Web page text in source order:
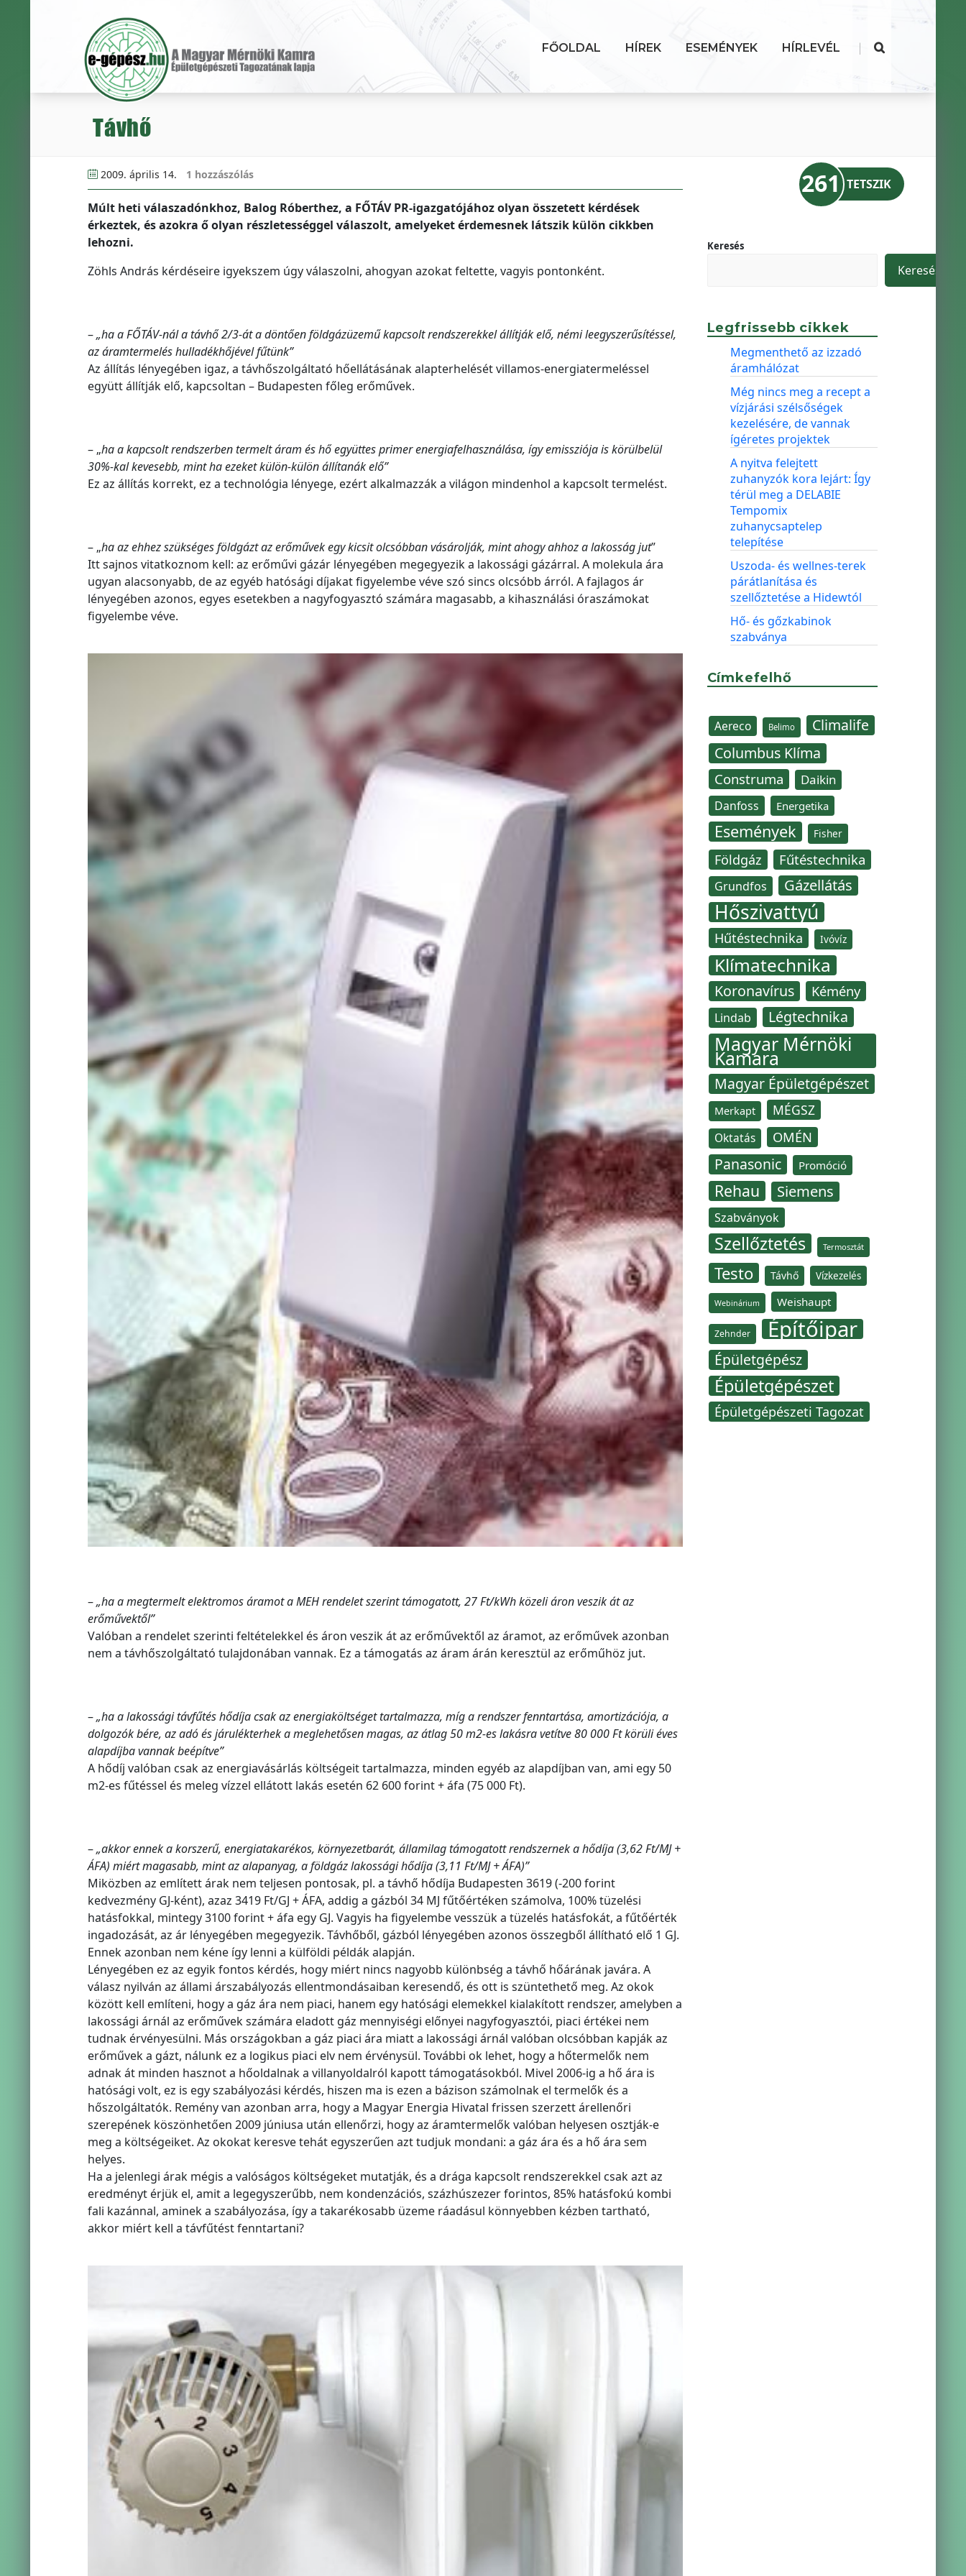
FŐOLDAL HÍREK ESEMÉNYEK HÍRLEVÉL |
Távhő
2009. április 14. 1 hozzászólás
Múlt heti válaszadónkhoz, Balog Róberthez, a FŐTÁV PR-igazgatójához olyan összetett kérdések
érkeztek, és azokra ő olyan részletességgel válaszolt, amelyeket érdemesnek látszik külön cikkben
lehozni.
Zöhls András kérdéseire igyekszem úgy válaszolni, ahogyan azokat feltette, vagyis pontonként.
–„ha a FŐTÁV-nál a távhő 2/3-át a döntően földgázüzemű kapcsolt rendszerekkel állítják elő, némi leegyszerűsítéssel,
az áramtermelés hulladékhőjével fűtünk”
Az állítás lényegében igaz, a távhőszolgáltató hőellátásának alapterhelését villamos-energiatermeléssel
együtt állítják elő, kapcsoltan – Budapesten főleg erőművek.
– „ha a kapcsolt rendszerben termelt áram és hő együttes primer energiafelhasználása, így emissziója is körülbelül
30%-kal kevesebb, mint ha ezeket külön-külön állítanák elő”
Ez az állítás korrekt, ez a technológia lényege, ezért alkalmazzák a világon mindenhol a kapcsolt termelést.
– „ha az ehhez szükséges földgázt az erőművek egy kicsit olcsóbban vásárolják, mint ahogy ahhoz a lakosság jut”
Itt sajnos vitatkoznom kell: az erőművi gázár lényegében megegyezik a lakossági gázárral. A molekula ára
ugyan alacsonyabb, de az egyéb hatósági díjakat figyelembe véve szó sincs olcsóbb árról. A fajlagos ár
lényegében azonos, egyes esetekben a nagyfogyasztó számára magasabb, a kihasználási óraszámokat
figyelembe véve.
–„ha a megtermelt elektromos áramot a MEH rendelet szerint támogatott, 27 Ft/kWh közeli áron veszik át az
erőművektől”
Valóban a rendelet szerinti feltételekkel és áron veszik át az erőművektől az áramot, az erőművek azonban
nem a távhőszolgáltató tulajdonában vannak. Ez a támogatás az áram árán keresztül az erőműhöz jut.
–„ha a lakossági távfűtés hődíja csak az energiaköltséget tartalmazza, míg a rendszer fenntartása, amortizációja, a
dolgozók bére, az adó és járulékterhek a meglehetősen magas, az átlag 50 m2-es lakásra vetítve 80 000 Ft körüli éves
alapdíjba vannak beépítve”
A hődíj valóban csak az energiavásárlás költségeit tartalmazza, minden egyéb az alapdíjban van, ami egy 50
m2-es fűtéssel és meleg vízzel ellátott lakás esetén 62 600 forint + áfa (75 000 Ft).
–„akkor ennek a korszerű, energiatakarékos, környezetbarát, államilag támogatott rendszernek a hődíja (3,62 Ft/MJ +
ÁFA) miért magasabb, mint az alapanyag, a földgáz lakossági hődíja (3,11 Ft/MJ + ÁFA)”
Miközben az említett árak nem teljesen pontosak, pl. a távhő hődíja Budapesten 3619 (-200 forint
kedvezmény GJ-ként), azaz 3419 Ft/GJ + ÁFA, addig a gázból 34 MJ fűtőértéken számolva, 100% tüzelési
hatásfokkal, mintegy 3100 forint + áfa egy GJ. Vagyis ha figyelembe vesszük a tüzelés hatásfokát, a fűtőérték
ingadozását, az ár lényegében megegyezik. Távhőből, gázból lényegében azonos összegből állítható elő 1 GJ.
Ennek azonban nem kéne így lenni a külföldi példák alapján.
Lényegében ez az egyik fontos kérdés, hogy miért nincs nagyobb különbség a távhő hőárának javára. A
válasz nyilván az állami árszabályozás ellentmondásaiban keresendő, és ott is szüntethető meg. Az okok
között kell említeni, hogy a gáz ára nem piaci, hanem egy hatósági elemekkel kialakított rendszer, amelyben a
lakossági árnál az erőművek számára eladott gáz mennyiségi előnyei nagyfogyasztói, piaci értékei nem
tudnak érvényesülni. Más országokban a gáz piaci ára miatt a lakossági árnál valóban olcsóbban kapják az
erőművek a gázt, nálunk ez a logikus piaci elv nem érvénysül. További ok lehet, hogy a hőtermelők nem
adnak át minden hasznot a hőoldalnak a villanyoldalról kapott támogatásokból. Mivel 2006-ig a hő ára is
hatósági volt, ez is egy szabályozási kérdés, hiszen ma is ezen a bázison számolnak el termelők és a
hőszolgáltatók. Remény van azonban arra, hogy a Magyar Energia Hivatal frissen szerzett árellenőri
szerepének köszönhetően 2009 júniusa után ellenőrzi, hogy az áramtermelők valóban helyesen osztják-e
meg a költségeiket. Az okokat keresve tehát egyszerűen azt tudjuk mondani: a gáz ára és a hő ára sem
helyes.
Ha a jelenlegi árak mégis a valóságos költségeket mutatják, és a drága kapcsolt rendszerekkel csak azt az
eredményt érjük el, amit a legegyszerűbb, nem kondenzációs, százhúszezer forintos, 85% hatásfokú kombi
fali kazánnal, aminek a szabályozása, így a takarékosabb üzeme ráadásul könnyebben kézben tartható,
akkor miért kell a távfűtést fenntartani?
261 TETSZIK
Keresés
Keresés
Legfrissebb cikkek
Megmenthető az izzadó
áramhálózat
Még nincs meg a recept a
vízjárási szélsőségek
kezelésére, de vannak
ígéretes projektek
A nyitva felejtett
zuhanyzók kora lejárt: Így
térül meg a DELABIE
Tempomix
zuhanycsaptelep
telepítése
Uszoda- és wellnes-terek
párátlanítása és
szellőztetése a Hidewtól
Hő- és gőzkabinok
szabványa
Címkefelhő
Aereco Belimo
Climalife
Columbus Klíma
Construma Daikin
Danfoss Energetika
Események Fisher
Földgáz Fűtéstechnika
Grundfos Gázellátás
Hőszivattyú
Hűtéstechnika Ivóvíz
Klímatechnika
Koronavírus Kémény
Lindab Légtechnika
Magyar Mérnöki
Kamara
Magyar Épületgépészet
Merkapt MÉGSZ
Oktatás OMÉN
Panasonic Promóció
Rehau Siemens
Szabványok
Szellőztetés Termosztát
Testo Távhő Vízkezelés
Webinárium Weishaupt
Zehnder Építőipar
Épületgépész
Épületgépészet
Épületgépészeti Tagozat